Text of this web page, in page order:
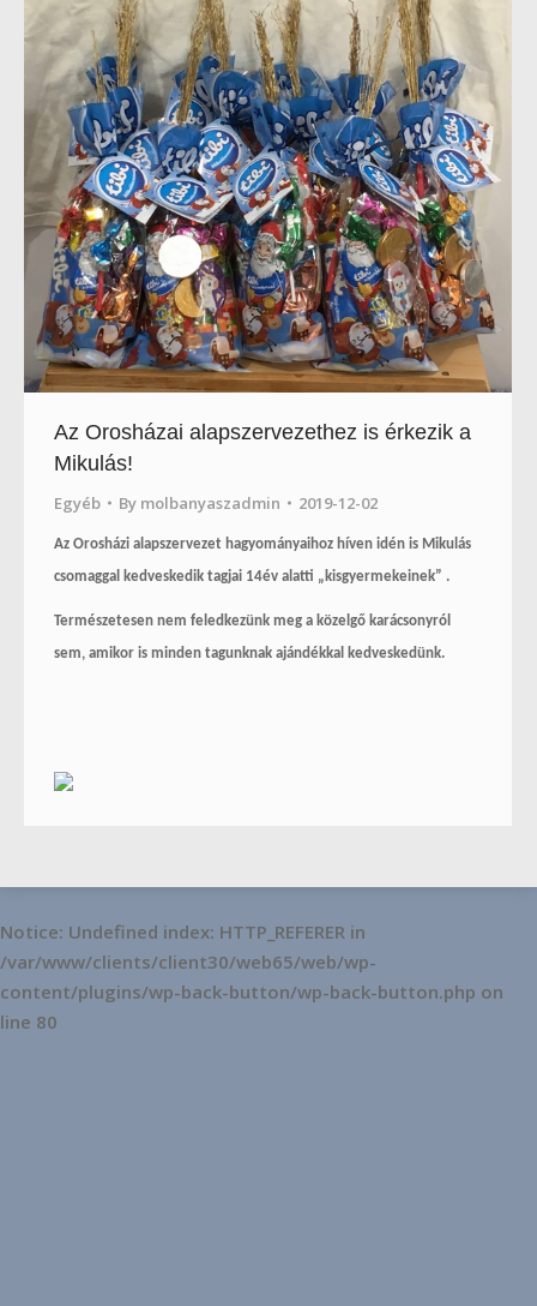
Az Orosházai alapszervezethez is érkezik a
Mikulás!
Egyéb By molbanyaszadmin 2019-12-02
Az Orosházi alapszervezet hagyományaihoz híven idén is Mikulás
csomaggal kedveskedik tagjai 14év alatti „kisgyermekeinek” .
Természetesen nem feledkezünk meg a közelgő karácsonyról
sem, amikor is minden tagunknak ajándékkal kedveskedünk.
Notice: Undefined index: HTTP_REFERER in
/var/www/clients/client30/web65/web/wp-
content/plugins/wp-back-button/wp-back-button.php on
line 80